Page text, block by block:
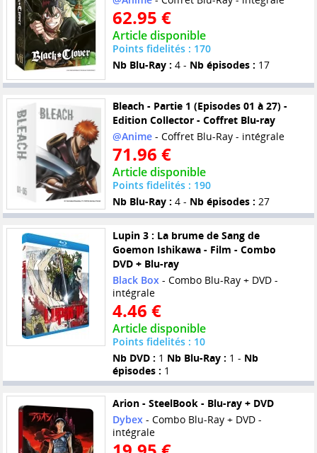
62.95 €
Article disponible
Points fidelités : 170
Nb Blu-Ray : 4 - Nb épisodes : 17
Bleach - Partie 1 (Episodes 01 à 27) -
Edition Collector - Coffret Blu-ray
@Anime- Coffret Blu-Ray - intégrale
71.96 €
Article disponible
Points fidelités : 190
Nb Blu-Ray : 4 - Nb épisodes : 27
Lupin 3 : La brume de Sang de
Goemon Ishikawa - Film - Combo
DVD + Blu-ray
Black Box- Combo Blu-Ray + DVD -
intégrale
4.46 €
Article disponible
Points fidelités : 10
Nb DVD : 1 Nb Blu-Ray : 1 - Nb
épisodes : 1
Arion - SteelBook - Blu-ray + DVD
Dybex- Combo Blu-Ray + DVD -
intégrale